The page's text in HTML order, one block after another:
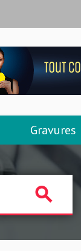
Gravures
search